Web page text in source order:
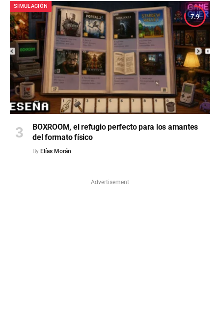
7.9
SIMULACIÓN
BOXROOM, el refugio perfecto para los amantes
del formato físico
By Elías Morán
Advertisement